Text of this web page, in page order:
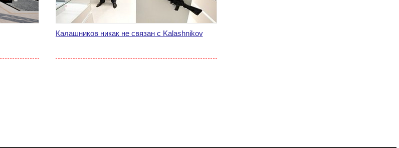
Калашников никак не связан с Kalashnikov